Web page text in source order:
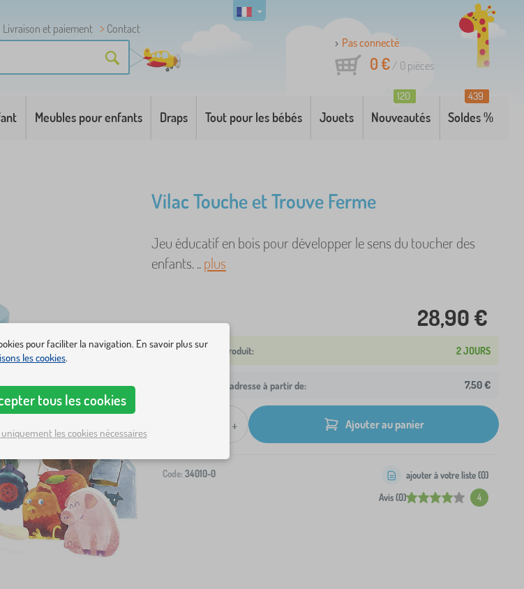
Livraison et paiement
Contact
Pas connecté
0 €/ 0 pièces
Meubles pour enfants Draps Tout pour les bébés Jouets Nouveautés
120
Soldes %
439
Vilac Touche et Trouve Ferme
Jeu éducatif en bois pour développer le sens du toucher des
enfants. ..plus
28,90 €
2 JOURS
Livraison à votre adresse à partir de: 7,50 €
+ Ajouter au panier
Code: 34010-0
Avis (0) 4
ajouter à votre liste (0)
pour faciliter la navigation. En savoir plus sur
les cookies.
tous les cookies
les cookies nécessaires